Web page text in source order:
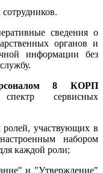
сведения о
органов и
информации без
8 КОРП
спектр сервисных
участвующих в
набором
каждой роли;
и "Утверждение"